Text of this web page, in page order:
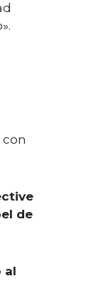
con
de
al